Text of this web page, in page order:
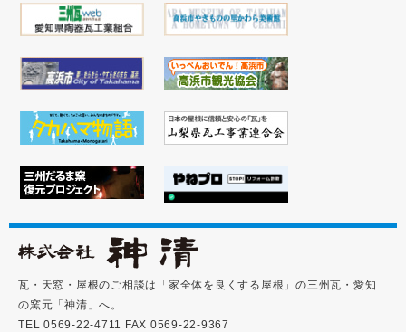
瓦・天窓・屋根のご相談は「家全体を良くする屋根」の三州瓦・愛知
の窯元「神清」へ。
TEL 0569-22-4711 FAX 0569-22-9367